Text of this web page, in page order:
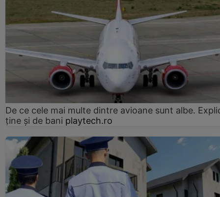
De ce cele mai multe dintre avioane sunt albe.
ține și de bani playtech.ro